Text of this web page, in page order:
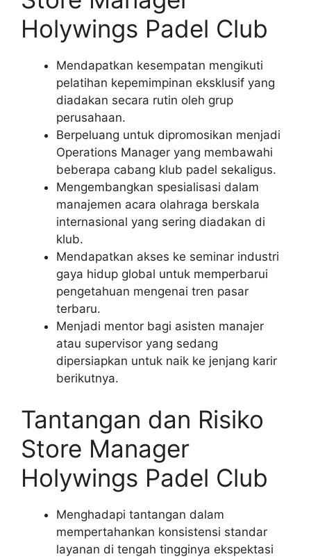
Holywings Padel Club
Mendapatkan kesempatan mengikuti
pelatihan kepemimpinan eksklusif yang
diadakan secara rutin oleh grup
perusahaan.
Berpeluang untuk dipromosikan menjadi
Operations Manager yang membawahi
beberapa cabang klub padel sekaligus.
Mengembangkan spesialisasi dalam
manajemen acara olahraga berskala
internasional yang sering diadakan di
klub.
Mendapatkan akses ke seminar industri
gaya hidup global untuk memperbarui
pengetahuan mengenai tren pasar
terbaru.
Menjadi mentor bagi asisten manajer
atau supervisor yang sedang
dipersiapkan untuk naik ke jenjang karir
berikutnya.
Tantangan dan Risiko
Store Manager
Holywings Padel Club
Menghadapi tantangan dalam
mempertahankan konsistensi standar
layanan di tengah tingginya ekspektasi